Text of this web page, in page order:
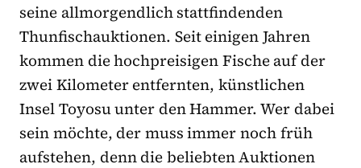
seine allmorgendlich stattfindenden
Thunfischauktionen. Seit einigen Jahren
kommen die hochpreisigen Fische auf der
zwei Kilometer entfernten, künstlichen
Insel Toyosu unter den Hammer. Wer dabei
sein möchte, der muss immer noch früh
aufstehen, denn die beliebten Auktionen